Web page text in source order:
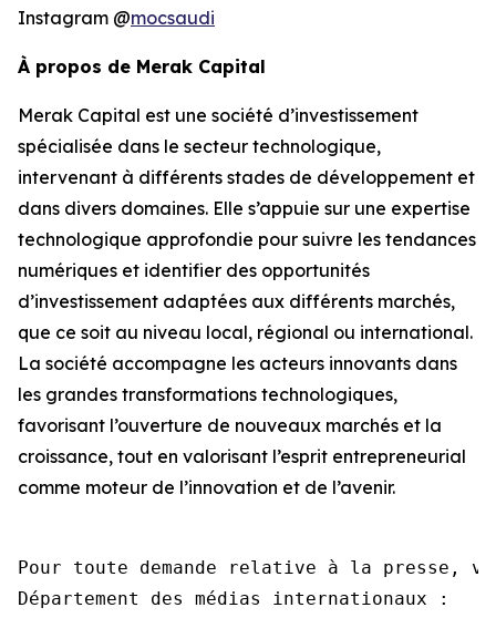
Instagram @mocsaudi
À propos de Merak Capital
Merak Capital est une société d’investissement
spécialisée dans le secteur technologique,
intervenant à différents stades de développement et
dans divers domaines. Elle s’appuie sur une expertise
technologique approfondie pour suivre les tendances
numériques et identifier des opportunités
d’investissement adaptées aux différents marchés,
que ce soit au niveau local, régional ou international.
La société accompagne les acteurs innovants dans
les grandes transformations technologiques,
favorisant l’ouverture de nouveaux marchés et la
croissance, tout en valorisant l’esprit entrepreneurial
comme moteur de l’innovation et de l’avenir.
Pour toute demande relative à la presse,
Département des médias internationaux :